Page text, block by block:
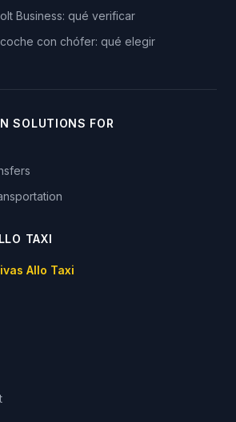
Business: qué verificar
con chófer: qué elegir
SOLUTIONS FOR
TAXI
Allo Taxi